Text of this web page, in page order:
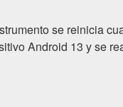
se reinicia
Android 13 y se